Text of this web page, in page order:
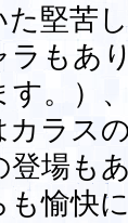
堅苦
ラもあ
す。）
カラス
登場も
愉快